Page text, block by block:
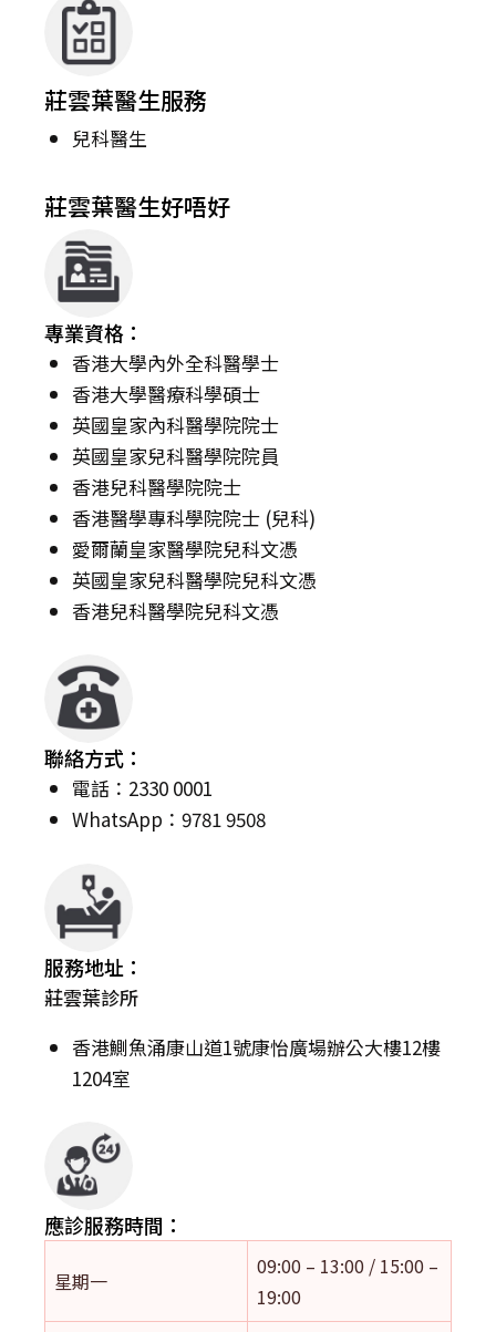
莊雲葉醫生服務
兒科醫生
莊雲葉醫生好唔好
專業資格：
香港大學內外全科醫學士
香港大學醫療科學碩士
英國皇家內科醫學院院士
英國皇家兒科醫學院院員
香港兒科醫學院院士
香港醫學專科學院院士 (兒科)
愛爾蘭皇家醫學院兒科文憑
英國皇家兒科醫學院兒科文憑
香港兒科醫學院兒科文憑
聯絡方式：
電話：2330 0001
WhatsApp：9781 9508
服務地址：
莊雲葉診所
香港鰂魚涌康山道1號康怡廣場辦公大樓12樓
1204室
應診服務時間：
星期一
09:00 – 13:00 / 15:00 –
19:00